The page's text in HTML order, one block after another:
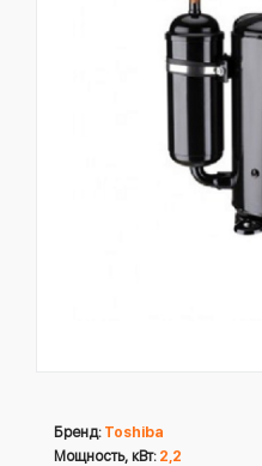
Бренд: Toshiba
Мощность, кВт: 2,2